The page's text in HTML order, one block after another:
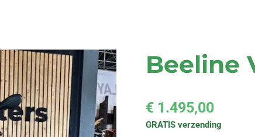
Beeline
€ 1.495,00
GRATIS verzending